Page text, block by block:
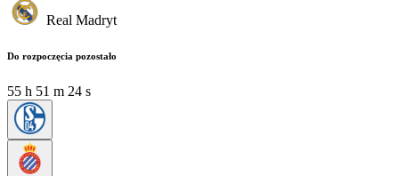
Real Madryt
Do rozpoczęcia pozostało
55 h 51 m 23 s